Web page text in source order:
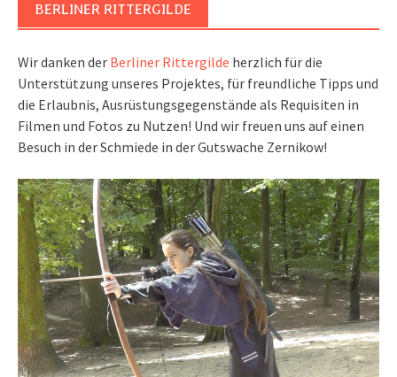
BERLINER RITTERGILDE
Wir danken der Berliner Rittergilde herzlich für die
Unterstützung unseres Projektes, für freundliche Tipps und
die Erlaubnis, Ausrüstungsgegenstände als Requisiten in
Filmen und Fotos zu Nutzen! Und wir freuen uns auf einen
Besuch in der Schmiede in der Gutswache Zernikow!